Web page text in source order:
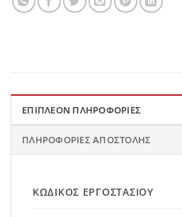
ΕΠΙΠΛΈΟΝ ΠΛΗΡΟΦΟΡΊΕΣ
ΠΛΗΡΟΦΟΡΊΕΣ ΑΠΟΣΤΟΛΉΣ
ΚΩΔΙΚΌΣ ΕΡΓΟΣΤΑΣΊΟΥ